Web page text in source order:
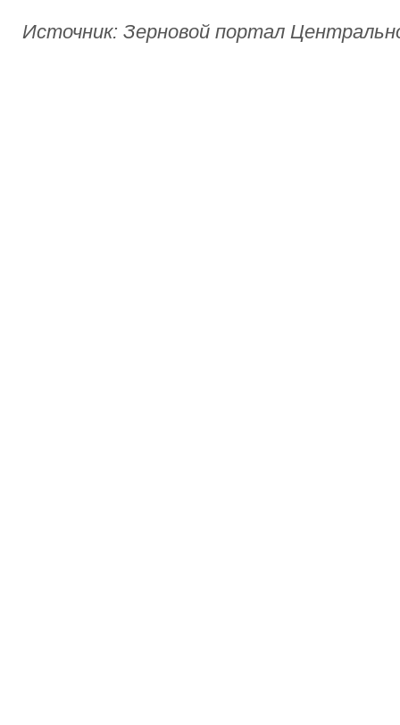
Источник: Зерновой портал